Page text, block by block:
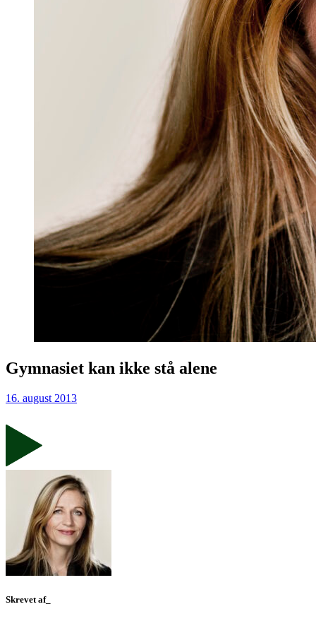
Gymnasiet kan ikke stå alene
16. august 2013
Skrevet af_